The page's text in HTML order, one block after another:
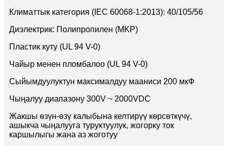
Климаттык категория (IEC 60068-1:2013): 40/105/56
Диэлектрик: Полипропилен (MKP)
Пластик куту (UL 94 V-0)
Чайыр менен пломбалоо (UL 94 V-0)
Сыйымдуулуктун максималдуу мааниси 200 мкФ
Чыңалуу диапазону 300V ~ 2000VDC
Жакшы өзүн-өзү калыбына келтирүү көрсөткүчү,
ашыкча чыңалууга туруктуулук, жогорку ток
каршылыгы жана аз жоготуу